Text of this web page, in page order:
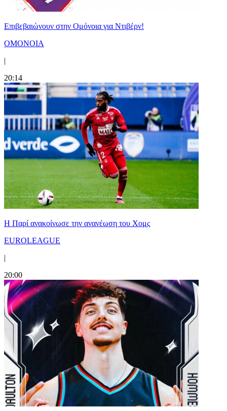
Επιβεβαιώνουν στην Ομόνοια για Ντιβέρν!
ΟΜΟΝΟΙΑ
|
20:14
Η Παρί ανακοίνωσε την ανανέωση του Χομς
EUROLEAGUE
|
20:00